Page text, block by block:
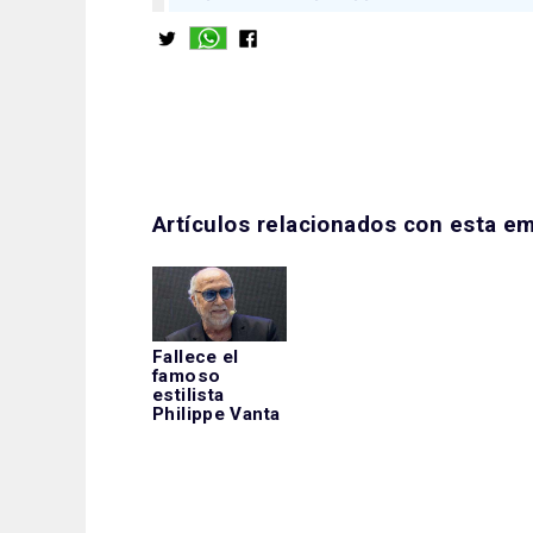
Artículos relacionados con esta
Fallece el
famoso
estilista
Philippe Vanta